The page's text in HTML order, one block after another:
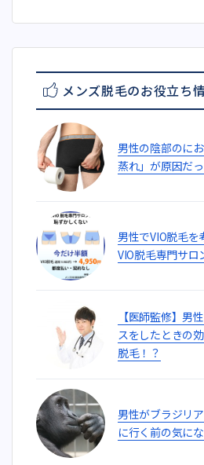
メンズ脱毛のお役立ち
男性の陰部のに
蒸れ」が原因だっ
男性でVIO脱毛
VIO脱毛専門サロ
【医師監修】男
スをしたときの
脱毛！？
男性がブラジリ
に行く前の気に